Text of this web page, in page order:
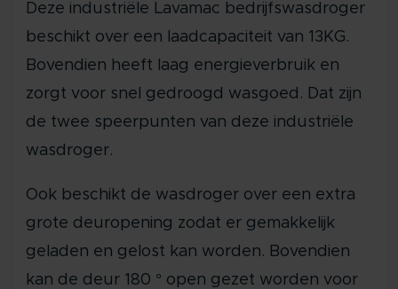
Deze industriële Lavamac bedrijfswasdroger
beschikt over een laadcapaciteit van 13KG.
Bovendien heeft laag energieverbruik en
zorgt voor snel gedroogd wasgoed. Dat zijn
de twee speerpunten van deze industriële
wasdroger.
Ook beschikt de wasdroger over een extra
grote deuropening zodat er gemakkelijk
geladen en gelost kan worden. Bovendien
kan de deur 180 ° open gezet worden voor